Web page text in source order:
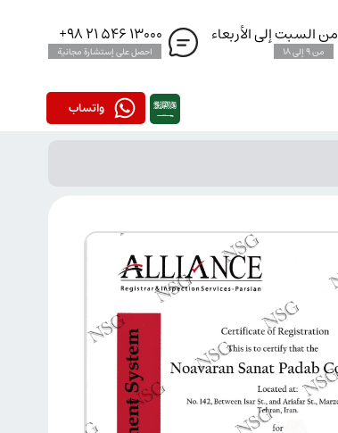
من السبت إلى الأربعاء
من 9 إلى 18
13000 546 21 98+
احصل على إستشارة مجانية
واتساب